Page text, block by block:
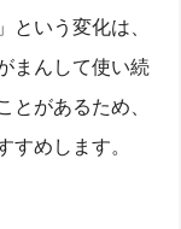
という変化は、
まんして使い続
とがあるため、
すめします。